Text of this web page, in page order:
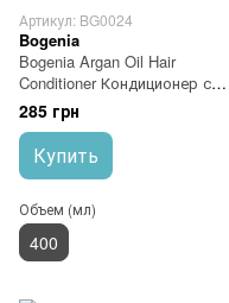
Артикул: BG0024
Bogenia
Bogenia Argan Oil Hair
Conditioner Кондиционер с
аргановым маслом и
экстрактом икры 400 мл
285 грн
Купить
Объем (мл)
400